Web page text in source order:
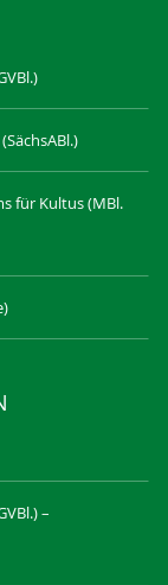
für Kultus (MBl.
–